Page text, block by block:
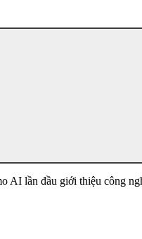
AI lần đầu giới thiệu công